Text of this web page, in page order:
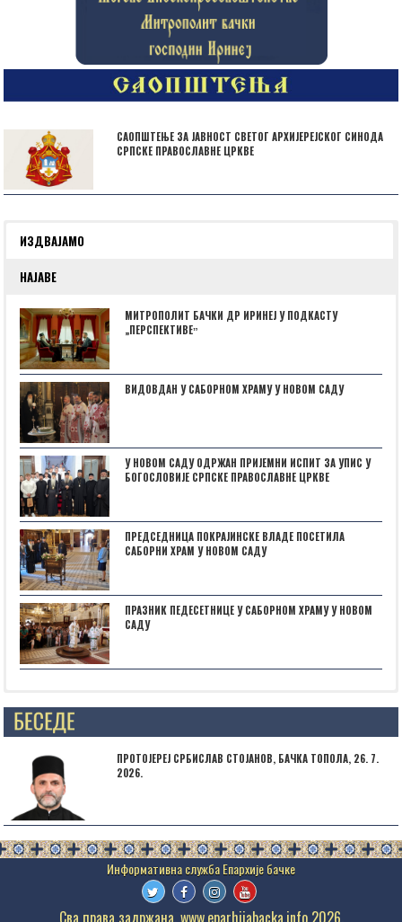
САОПШТЕЊЕ ЗА ЈАВНОСТ СВЕТОГ АРХИЈЕРЕЈСКОГ СИНОДА
СРПСКЕ ПРАВОСЛАВНЕ ЦРКВЕ
ИЗДВАЈАМО
НАЈАВЕ
МИТРОПОЛИТ БАЧКИ ДР ИРИНЕЈ У ПОДКАСТУ
„ПЕРСПЕКТИВЕˮ
ВИДОВДАН У САБОРНОМ ХРАМУ У НОВОМ САДУ
У НОВОМ САДУ ОДРЖАН ПРИЈЕМНИ ИСПИТ ЗА УПИС У
БОГОСЛОВИЈЕ СРПСКЕ ПРАВОСЛАВНЕ ЦРКВЕ
ПРЕДСЕДНИЦА ПОКРАЈИНСКЕ ВЛАДЕ ПОСЕТИЛА
САБОРНИ ХРАМ У НОВОМ САДУ
ПРАЗНИК ПЕДЕСЕТНИЦЕ У САБОРНОМ ХРАМУ У НОВОМ
САДУ
Posts not found
ПРОТОЈЕРЕЈ СРБИСЛАВ СТОЈАНОВ, БАЧКА ТОПОЛА, 26. 7.
2026.